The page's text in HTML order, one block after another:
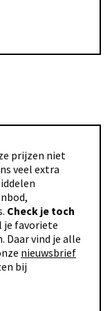
prijzen niet
veel extra
Check je toch
je favoriete
Daar vind je alle
nieuwsbrief
bij